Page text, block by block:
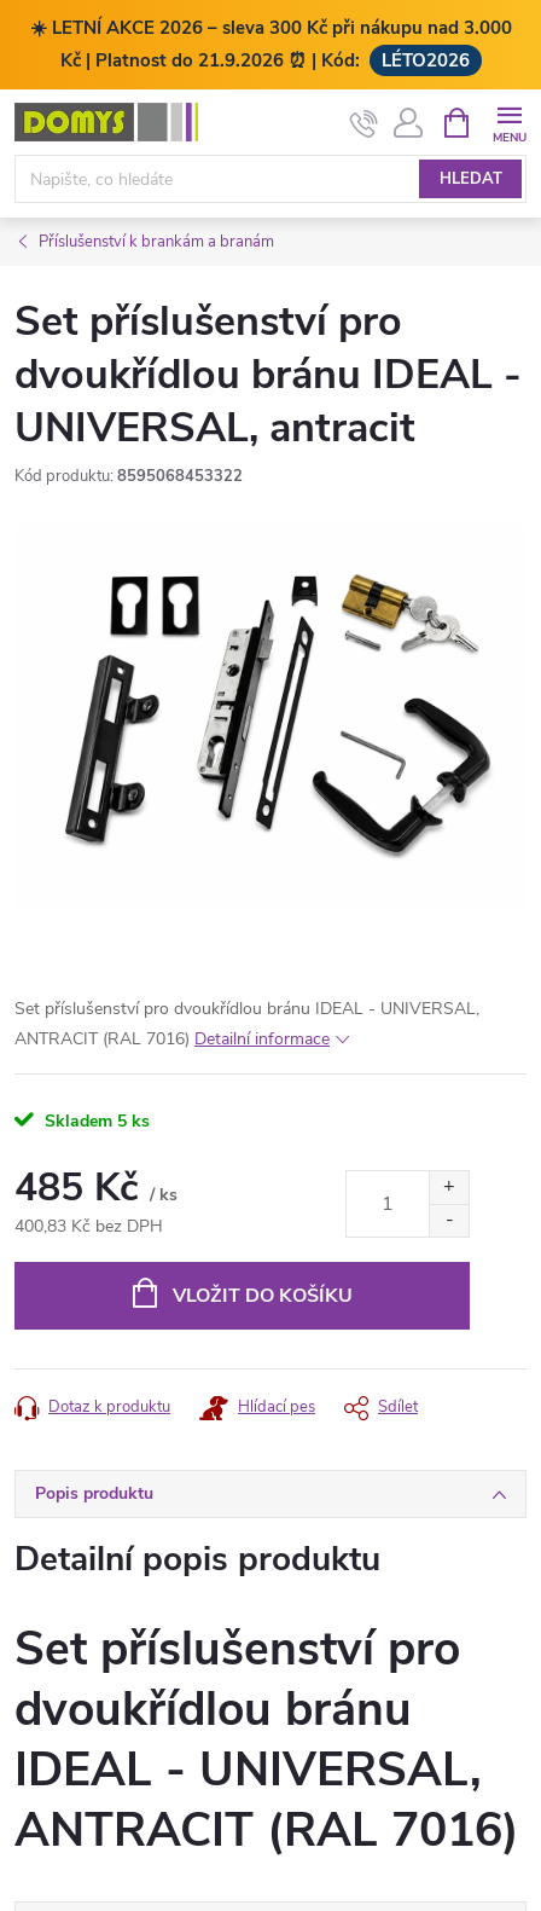
☀️ LETNÍ AKCE 2026 – sleva 300 Kč při nákupu nad 3.000
Kč | Platnost do 21.9.2026 ⏰ | Kód:
LÉTO2026
Přejít
obsah
HLEDAT
NÁKUPNÍ
KOŠÍK
Příslušenství k brankám a branám
Set příslušenství pro
dvoukřídlou bránu IDEAL -
UNIVERSAL, antracit
Kód produktu: 8595068453322
Set příslušenství pro dvoukřídlou bránu IDEAL - UNIVERSAL,
ANTRACIT (RAL 7016) Detailní informace
Skladem 5 ks
485 Kč / ks
400,83 Kč bez DPH
VLOŽIT DO KOŠÍKU
Dotaz k produktu Hlídací pes Sdílet
Popis produktu
Detailní popis produktu
Set příslušenství pro
dvoukřídlou bránu
IDEAL - UNIVERSAL,
ANTRACIT (RAL 7016)